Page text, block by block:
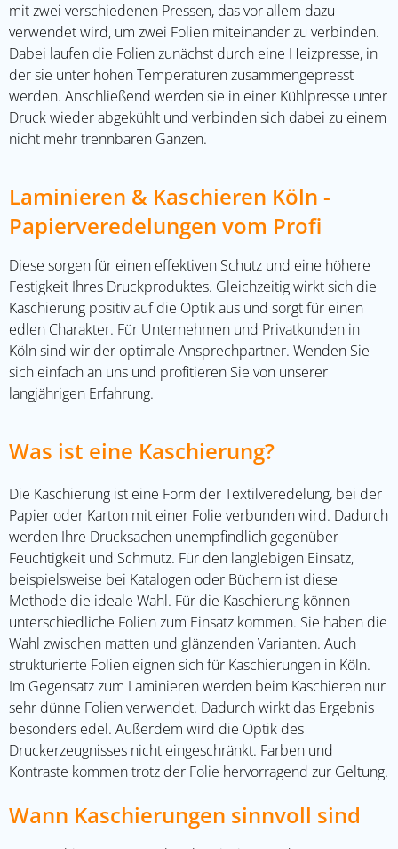
mit zwei verschiedenen Pressen, das vor allem dazu
verwendet wird, um zwei Folien miteinander zu verbinden.
Dabei laufen die Folien zunächst durch eine Heizpresse, in
der sie unter hohen Temperaturen zusammengepresst
werden. Anschließend werden sie in einer Kühlpresse unter
Druck wieder abgekühlt und verbinden sich dabei zu einem
nicht mehr trennbaren Ganzen.
Laminieren & Kaschieren Köln -
Papierveredelungen vom Profi
Diese sorgen für einen effektiven Schutz und eine höhere
Festigkeit Ihres Druckproduktes. Gleichzeitig wirkt sich die
Kaschierung positiv auf die Optik aus und sorgt für einen
edlen Charakter. Für Unternehmen und Privatkunden in
Köln sind wir der optimale Ansprechpartner. Wenden Sie
sich einfach an uns und profitieren Sie von unserer
langjährigen Erfahrung.
Was ist eine Kaschierung?
Die Kaschierung ist eine Form der Textilveredelung, bei der
Papier oder Karton mit einer Folie verbunden wird. Dadurch
werden Ihre Drucksachen unempfindlich gegenüber
Feuchtigkeit und Schmutz. Für den langlebigen Einsatz,
beispielsweise bei Katalogen oder Büchern ist diese
Methode die ideale Wahl. Für die Kaschierung können
unterschiedliche Folien zum Einsatz kommen. Sie haben die
Wahl zwischen matten und glänzenden Varianten. Auch
strukturierte Folien eignen sich für Kaschierungen in Köln.
Im Gegensatz zum Laminieren werden beim Kaschieren nur
sehr dünne Folien verwendet. Dadurch wirkt das Ergebnis
besonders edel. Außerdem wird die Optik des
Druckerzeugnisses nicht eingeschränkt. Farben und
Kontraste kommen trotz der Folie hervorragend zur Geltung.
Wann Kaschierungen sinnvoll sind